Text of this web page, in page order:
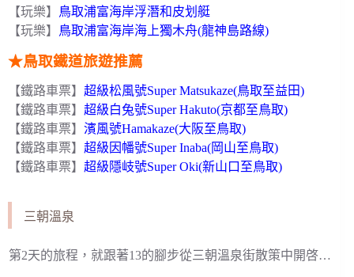
【玩樂】
鳥取浦富海岸浮潛和皮划艇
【玩樂】
鳥取浦富海岸海上獨木舟(龍神島路線)
★鳥取鐵道旅遊推薦
【鐵路車票】 超級松風號Super Matsukaze(鳥取至益田)
【鐵路車票】 超級白兔號Super Hakuto(京都至鳥取)
【鐵路車票】 濱風號Hamakaze(大阪至鳥取)
【鐵路車票】 超級因幡號Super Inaba(岡山至鳥取)
【鐵路車票】 超級隱岐號Super Oki(新山口至鳥取)
三朝溫泉
第2天的旅程，就跟著13的腳步從三朝溫泉街散策中開啓…